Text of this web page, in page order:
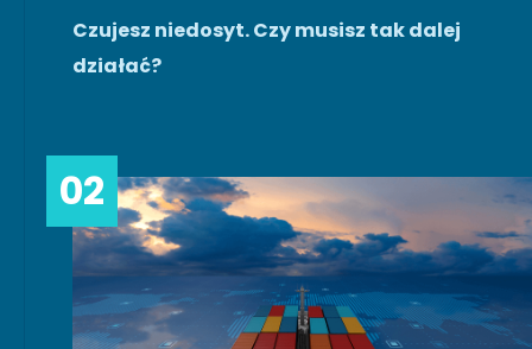
Czujesz niedosyt. Czy musisz tak dalej
działać?
02